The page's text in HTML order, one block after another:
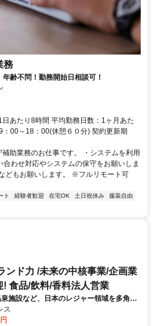
務
齢不問！勤務開始日相談可！
あたり8時間 平均勤務日数：1ヶ月あた
：00～18：00(休憩６０分) 契約更新期
助業務のお仕事です。 ・システムを利用
合わせ対応やシステムの保守をお願いしま
どもお願いします。 ※フルリモート可
ト 経験者歓迎 在宅OK 土日祝休み
服装自由
ンド力 /未来の中核事業/企画業
食品/飲料/香料法人営業
施設など、日本のレジャー領域を多角的
ループ。その中核を担う株式会社ケーエ
のリテール営業兼企画職を担当いただき
ス